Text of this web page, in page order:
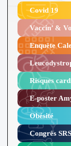
Covid 19
Vaccin’ &
Enquête
Risques
E-poster
Obésité ​
Congrès